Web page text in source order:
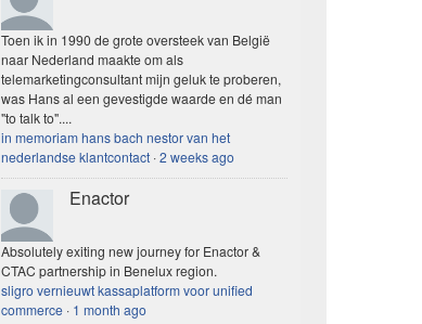
Toen ik in 1990 de grote oversteek van België
naar Nederland maakte om als
telemarketingconsultant mijn geluk te proberen,
was Hans al een gevestigde waarde en dé man
"to talk to"....
in memoriam hans bach nestor van het
nederlandse klantcontact ·2 weeks ago
Enactor
Absolutely exiting new journey for Enactor &
CTAC partnership in Benelux region.
sligro vernieuwt kassaplatform voor unified
commerce · 1 month ago